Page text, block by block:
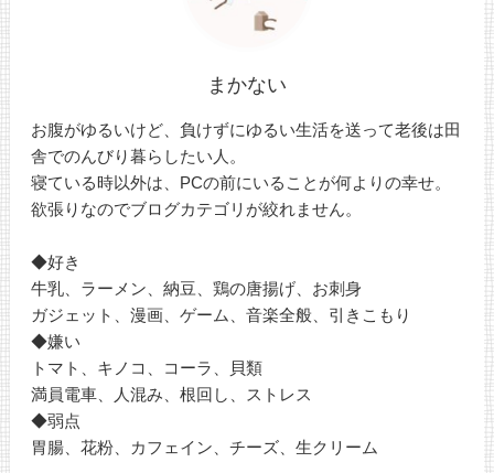
まかない
お腹がゆるいけど、負けずにゆるい生活を送って老後は田
舎でのんびり暮らしたい人。
寝ている時以外は、PCの前にいることが何よりの幸せ。
欲張りなのでブログカテゴリが絞れません。
◆好き
牛乳、ラーメン、納豆、鶏の唐揚げ、お刺身
ガジェット、漫画、ゲーム、音楽全般、引きこもり
◆嫌い
トマト、キノコ、コーラ、貝類
満員電車、人混み、根回し、ストレス
◆弱点
胃腸、花粉、カフェイン、チーズ、生クリーム